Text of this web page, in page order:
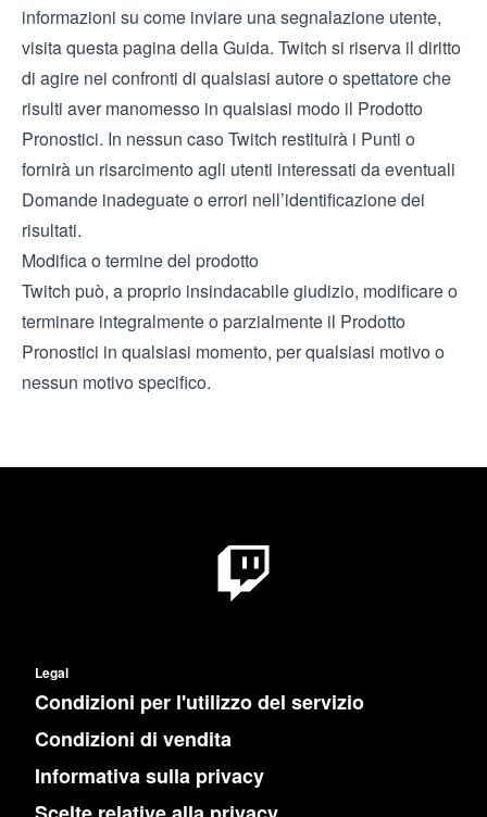
informazioni su come inviare una segnalazione utente,
visita questapagina della Guida. Twitch si riserva il diritto
di agire nei confronti di qualsiasi autore o spettatore che
risulti aver manomesso in qualsiasi modo il Prodotto
Pronostici. In nessun caso Twitch restituirà i Punti o
fornirà un risarcimento agli utenti interessati da eventuali
Domande inadeguate o errori nell’identificazione dei
risultati.
Modifica o termine del prodotto
Twitch può, a proprio insindacabile giudizio, modificare o
terminare integralmente o parzialmente il Prodotto
Pronostici in qualsiasi momento, per qualsiasi motivo o
nessun motivo specifico.
Legal
Condizioni per l'utilizzo del servizio
Condizioni di vendita
Informativa sulla privacy